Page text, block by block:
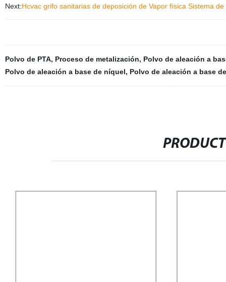
Next:Hcvac grifo sanitarias de deposición de Vapor física Sistema
Polvo de PTA, Proceso de metalización, Polvo de aleación a
Polvo de aleación a base de níquel, Polvo de aleación a base